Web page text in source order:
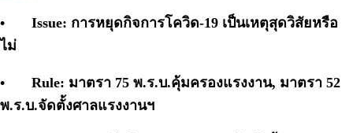
•
Issue: การหยุดกิจการโควิด-19 เป็นเหตุสุดวิสัยหรือ
ไม่
•
Rule: มาตรา 75 พ.ร.บ.คุ้มครองแรงงาน, มาตรา 52
พ.ร.บ.จัดตั้งศาลแรงงานฯ